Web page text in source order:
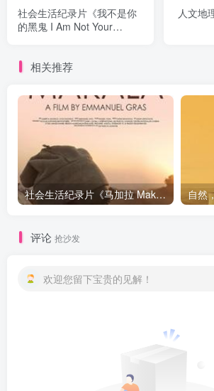
社会生活纪录片《我不是你
的黑鬼 I Am Not Your
人文地
相关推荐
社会生活纪录片《马加拉 Makala》下载
评论 抢沙发
欢迎您留下宝贵的见解！